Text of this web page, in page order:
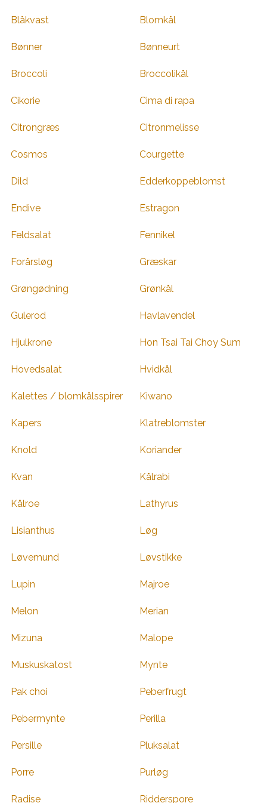
Blåkvast Blomkål
Bønner Bønneurt
Broccoli Broccolikål
Cikorie Cima di rapa
Citrongræs Citronmelisse
Cosmos Courgette
Dild Edderkoppeblomst
Endive Estragon
Feldsalat Fennikel
Forårsløg Græskar
Grøngødning Grønkål
Gulerod Havlavendel
Hjulkrone Hon Tsai Tai Choy Sum
Hovedsalat Hvidkål
Kalettes / blomkålsspirer Kiwano
Kapers Klatreblomster
Knold Koriander
Kvan Kålrabi
Kålroe Lathyrus
Lisianthus Løg
Løvemund Løvstikke
Lupin Majroe
Melon Merian
Mizuna Malope
Muskuskatost Mynte
Pak choi Peberfrugt
Pebermynte Perilla
Persille Pluksalat
Porre Purløg
Radise Ridderspore